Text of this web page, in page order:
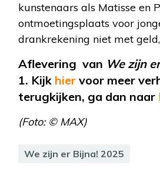
kunstenaars als Matisse en
ontmoetingsplaats voor
drankrekening niet met
Aflevering van We zijn
1. Kijk hier voor meer
terugkijken, ga dan naar
(Foto: © MAX)
We zijn er Bijna! 2025